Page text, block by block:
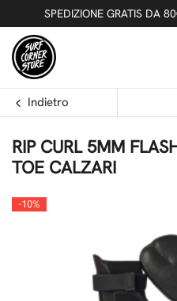
SPEDIZIONE GRATIS DA
Indietro
RIP CURL 5MM
TOE CALZARI
-10%